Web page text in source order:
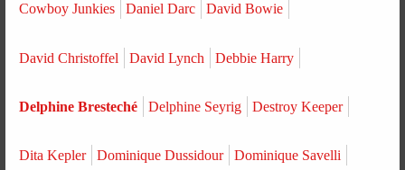
Cowboy Junkies Daniel Darc David Bowie
David Christoffel David Lynch Debbie Harry
Delphine Bresteché Delphine Seyrig Destroy Keeper
Dita Kepler Dominique Dussidour Dominique Savelli